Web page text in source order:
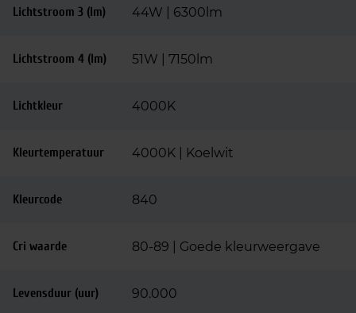
Lichtstroom 3 (lm) 44W | 6300lm
Lichtstroom 4 (lm) 51W | 7150lm
Lichtkleur 4000K
Kleurtemperatuur 4000K | Koelwit
Kleurcode 840
Cri waarde 80-89 | Goede kleurweergave
Levensduur (uur) 90.000